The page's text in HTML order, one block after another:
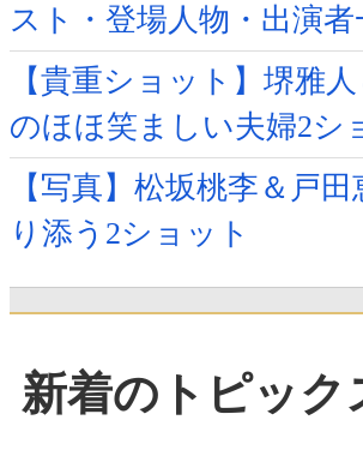
スト・登場人物・出演者
【貴重ショット】堺雅
のほほ笑ましい夫婦2シ
【写真】松坂桃李＆戸
り添う2ショット
新着のトピック